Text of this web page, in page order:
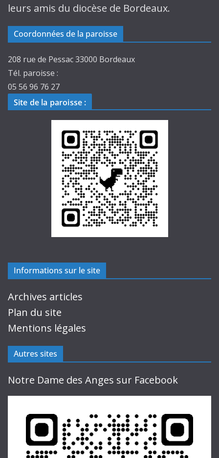
leurs amis du diocèse de Bordeaux.
Coordonnées de la paroisse
208 rue de Pessac 33000 Bordeaux
Tél. paroisse :
05 56 96 76 27
Site de la paroisse :
Informations sur le site
Archives articles
Plan du site
Mentions légales
Autres sites
Notre Dame des Anges sur Facebook